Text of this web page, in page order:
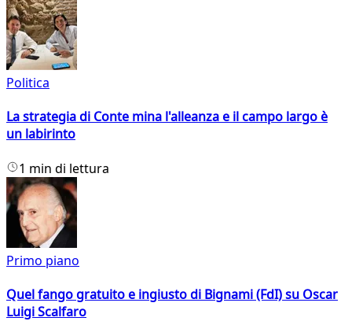
Politica
La strategia di Conte mina l'alleanza e il campo largo è
un labirinto
1 min di lettura
Primo piano
Quel fango gratuito e ingiusto di Bignami (FdI) su Oscar
Luigi Scalfaro